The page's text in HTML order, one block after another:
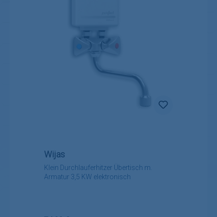
Klein Durchlauferhitzer Übertisch m.
Armatur 3,5 KW elektronisch
Wijas